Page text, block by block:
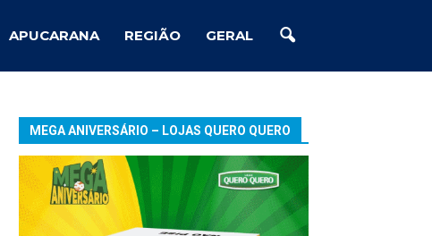
APUCARANA REGIÃO GERAL
MEGA ANIVERSÁRIO – LOJAS QUERO QUERO